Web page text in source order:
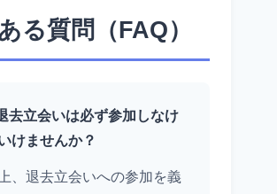
る質問（FAQ）
去立会いは必ず参加しなけ
けませんか？
、退去立会いへの参加を義